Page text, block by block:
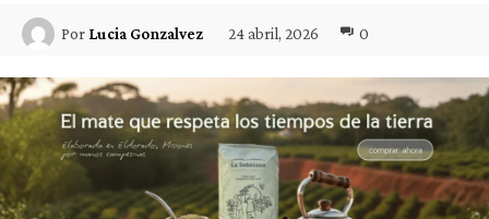
Por Lucia Gonzalvez 24 abril, 2026 0